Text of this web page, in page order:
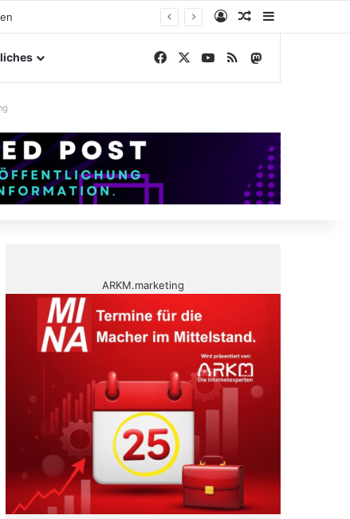
AnmeldenZufälliger
Facebook YouTube
RSS
ARKM.marketing